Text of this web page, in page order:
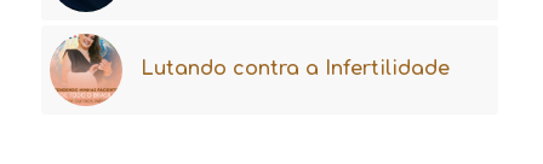
Lutando contra a Infertilidade